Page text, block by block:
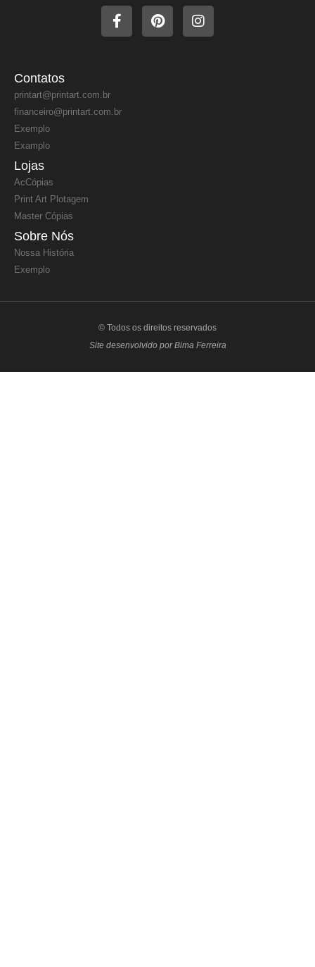
Contatos
printart@printart.com.br
financeiro@printart.com.br
Exemplo
Examplo
Lojas
AcCópias
Print Art Plotagem
Master Cópias
Sobre Nós
Nossa História
Exemplo
© Todos os direitos reservados
Site desenvolvido por Bima Ferreira